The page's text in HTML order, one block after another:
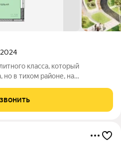
2024
класса, который
но в тихом районе, на
торговый центр, пляж,
А дома